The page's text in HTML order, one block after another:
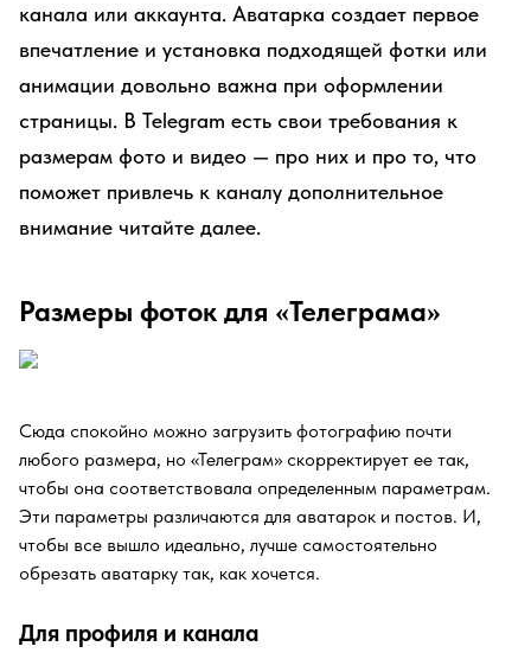
канала или аккаунта. Аватарка создает первое
впечатление и установка подходящей фотки или
анимации довольно важна при оформлении
страницы. В Telegram есть свои требования к
размерам фото и видео — про них и про то, что
поможет привлечь к каналу дополнительное
внимание читайте далее.
Размеры фоток для «Телеграма»
Сюда спокойно можно загрузить фотографию почти
любого размера, но «Телеграм» скорректирует ее так,
чтобы она соответствовала определенным параметрам.
Эти параметры различаются для аватарок и постов. И,
чтобы все вышло идеально, лучше самостоятельно
обрезать аватарку так, как хочется.
Для профиля и канала